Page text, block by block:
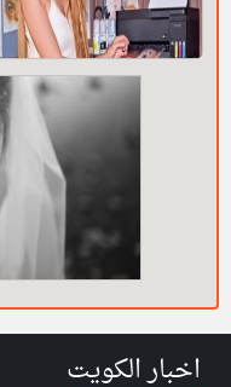
اخبار الكويت